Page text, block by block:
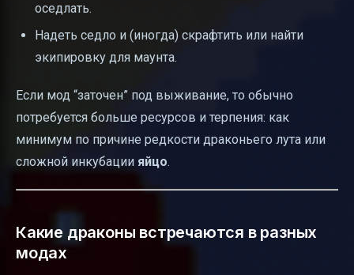
оседлать.
Надеть седло и (иногда) скрафтить или найти
экипировку для маунта.
Если мод “заточен” под выживание, то обычно
потребуется больше ресурсов и терпения: как
минимум по причине редкости драконьего лута или
сложной инкубации яйцо.
Какие драконы встречаются в разных
модах